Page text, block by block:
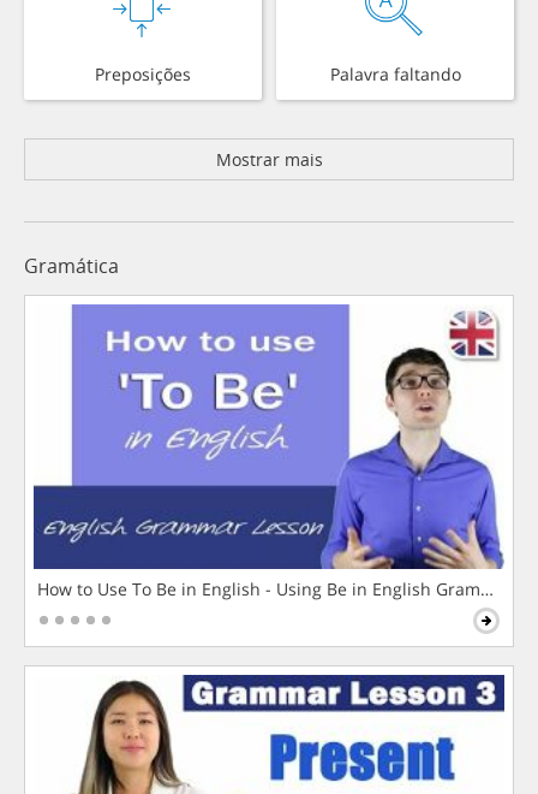
Preposições Palavra faltando
Mostrar mais
Gramática
How to Use To Be in English - Using Be in English Grammar